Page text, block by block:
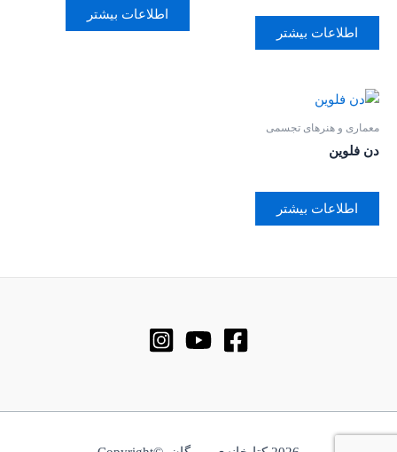
اطلاعات بیشتر
اطلاعات بیشتر
معماری و هنرهای تجسمی
دن فلوین
اطلاعات بیشتر